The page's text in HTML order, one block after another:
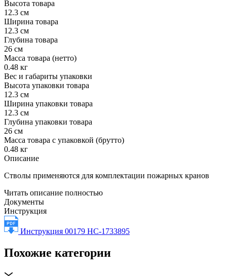
Высота товара
12.3 см
Ширина товара
12.3 см
Глубина товара
26 см
Масса товара (нетто)
0.48 кг
Вес и габариты упаковки
Высота упаковки товара
12.3 см
Ширина упаковки товара
12.3 см
Глубина упаковки товара
26 см
Масса товара с упаковкой (брутто)
0.48 кг
Описание
Стволы применяются для комплектации пожарных кранов
Читать описание полностью
Документы
Инструкция
Инструкция 00179 НС-1733895
Похожие категории